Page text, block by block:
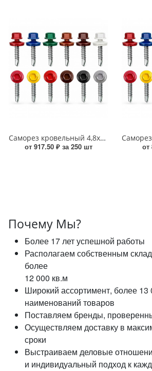
Саморез кровельный 4,8x35 по дереву RAL 8019 (серо-коричневый), Тайвань УТ000016130
от 917.50 ₽ за 250 шт
от
Почему Мы?
Более 17 лет успешной работы
Располагаем собственным
более
12 000 кв.м
Широкий ассортимент, более 13
наименований товаров
Поставляем бренды,
Осуществляем доставку в
сроки
Выстраиваем деловые
и индивидуальный подход к